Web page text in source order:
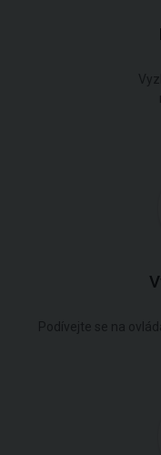
Podívejte se na